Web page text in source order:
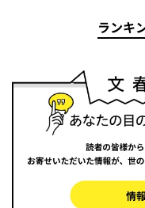
ランキ